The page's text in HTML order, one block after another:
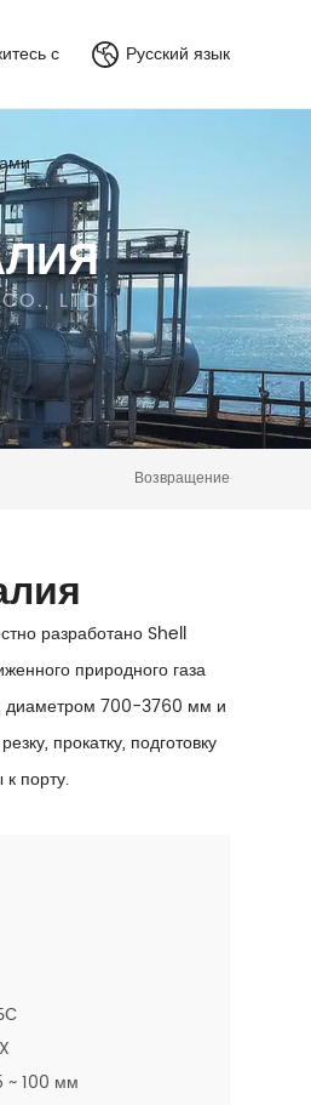
с Русский язык
CO., LTD
Возвращение
разработано Shell
природного газа
диаметром 700-3760 мм и
прокатку, подготовку
порту.
~ 100 мм